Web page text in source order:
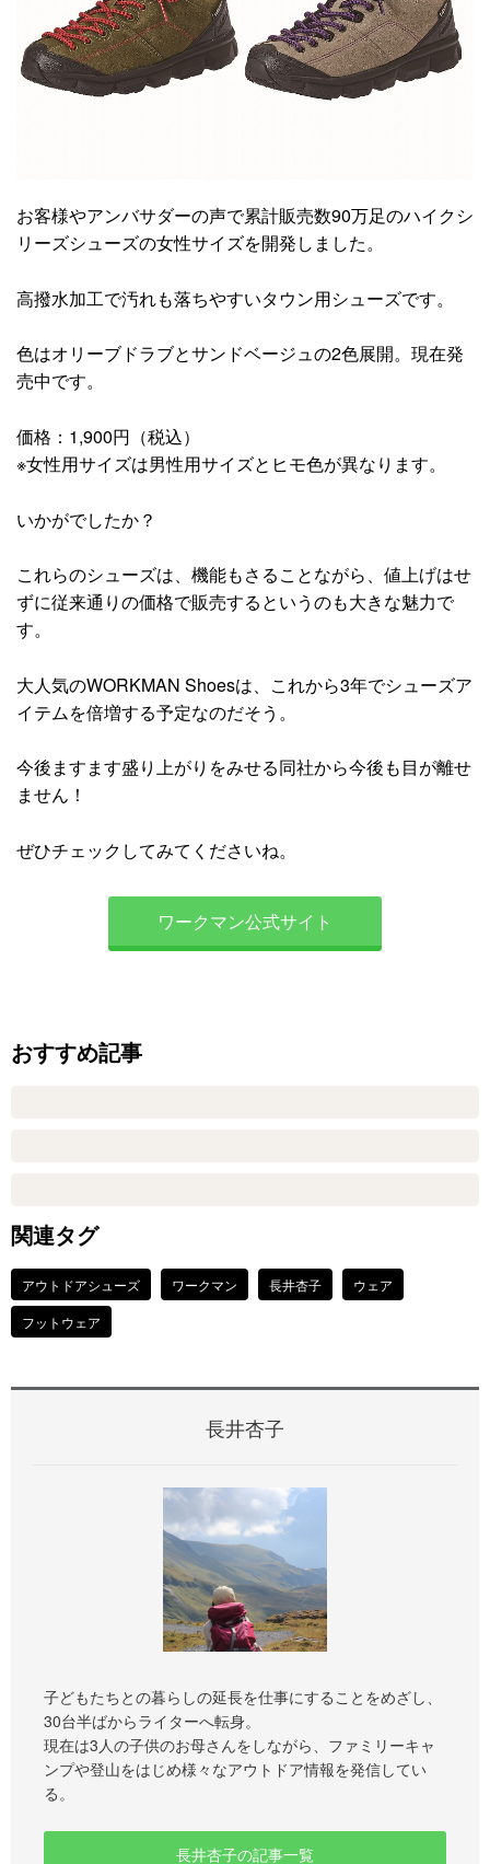
お客様やアンバサダーの声で累計販売数90万足のハイクシ
リーズシューズの女性サイズを開発しました。
高撥水加工で汚れも落ちやすいタウン用シューズです。
色はオリーブドラブとサンドベージュの2色展開。現在発
売中です。
価格：1,900円（税込）
※女性用サイズは男性用サイズとヒモ色が異なります。
いかがでしたか？
これらのシューズは、機能もさることながら、値上げはせ
ずに従来通りの価格で販売するというのも大きな魅力で
す。
大人気のWORKMAN Shoesは、これから3年でシューズア
イテムを倍増する予定なのだそう。
今後ますます盛り上がりをみせる同社から今後も目が離せ
ません！
ぜひチェックしてみてくださいね。
ワークマン公式サイト
おすすめ記事
関連タグ
アウトドアシューズ ワークマン 長井杏子
ウェア
フットウェア
長井杏子
子どもたちとの暮らしの延長を仕事にすることをめざし、
30台半ばからライターへ転身。
現在は3人の子供のお母さんをしながら、ファミリーキャ
ンプや登山をはじめ様々なアウトドア情報を発信してい
る。
長井杏子の記事一覧